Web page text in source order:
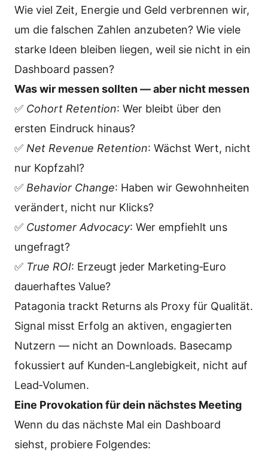
Wie viel Zeit, Energie und Geld verbrennen wir,
um die falschen Zahlen anzubeten? Wie viele
starke Ideen bleiben liegen, weil sie nicht in ein
Dashboard passen?
Was wir messen sollten — aber nicht messen
✅ Cohort Retention: Wer bleibt über den
ersten Eindruck hinaus?
✅ Net Revenue Retention: Wächst Wert, nicht
nur Kopfzahl?
✅ Behavior Change: Haben wir Gewohnheiten
verändert, nicht nur Klicks?
✅ Customer Advocacy: Wer empfiehlt uns
ungefragt?
✅ True ROI: Erzeugt jeder Marketing‑Euro
dauerhaftes Value?
Patagonia trackt Returns als Proxy für Qualität.
Signal misst Erfolg an aktiven, engagierten
Nutzern — nicht an Downloads. Basecamp
fokussiert auf Kunden‑Langlebigkeit, nicht auf
Lead‑Volumen.
Eine Provokation für dein nächstes Meeting
Wenn du das nächste Mal ein Dashboard
siehst, probiere Folgendes: